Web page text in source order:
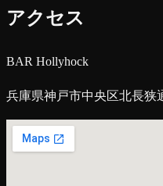
アクセス
BAR Hollyhock
兵庫県神戸市中央区北長狭